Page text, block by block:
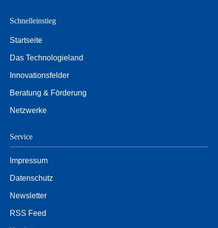
Schnelleinstieg
Startseite
Das Technologieland
Innovationsfelder
Beratung & Förderung
Netzwerke
Service
Impressum
Datenschutz
Newsletter
RSS Feed